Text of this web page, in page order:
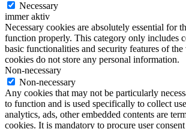
Necessary
immer aktiv
Necessary cookies are absolutely essential for
function properly. This category only includes
basic functionalities and security features of the
cookies do not store any personal information.
Non-necessary
Non-necessary
Any cookies that may not be particularly
to function and is used specifically to collect
analytics, ads, other embedded contents are
cookies. It is mandatory to procure user